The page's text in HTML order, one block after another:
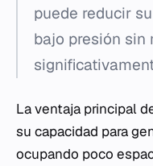
puede reducir
bajo presión sin
La ventaja principal
su capacidad para
ocupando poco